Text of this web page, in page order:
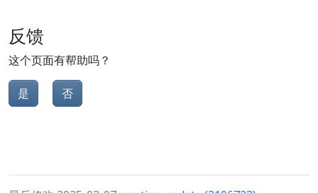
反馈
这个页面有帮助吗？
是 否